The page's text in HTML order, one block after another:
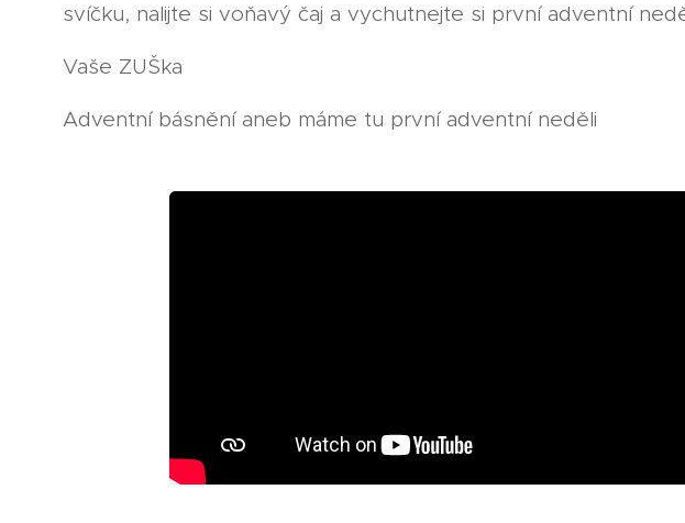
svíčku, nalijte si voňavý čaj a vychutnejte si první adventní
Vaše ZUŠka
Adventní básnění aneb máme tu první adventní neděli